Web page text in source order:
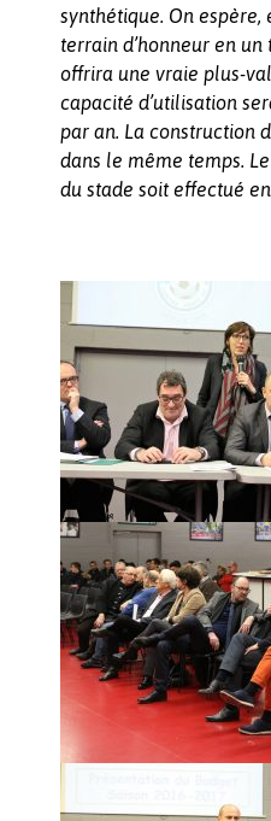
synthétique. On espère,
terrain d’honneur en
offrira une vraie plus-
capacité d’utilisation
par an. La construction
dans le même temps.
du stade soit effectué